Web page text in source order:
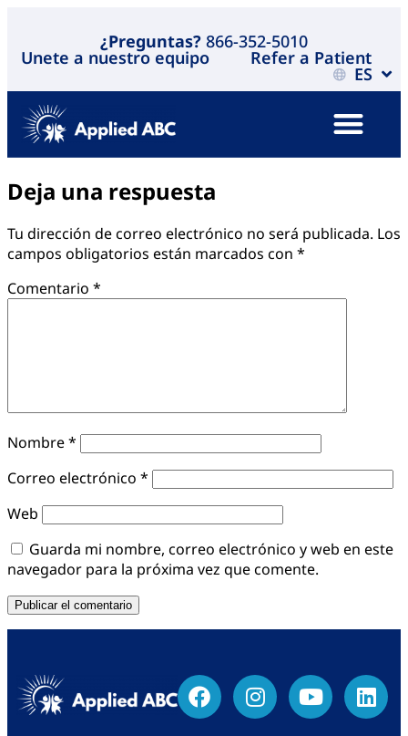
¿Preguntas? 866-352-5010
Unete a nuestro equipo Refer a Patient
ES
Deja una respuesta
Tu dirección de correo electrónico no será publicada. Los
campos obligatorios están marcados con *
Comentario *
Nombre*
Correo electrónico *
Web
Guarda mi nombre, correo electrónico y web en este
navegador para la próxima vez que comente.